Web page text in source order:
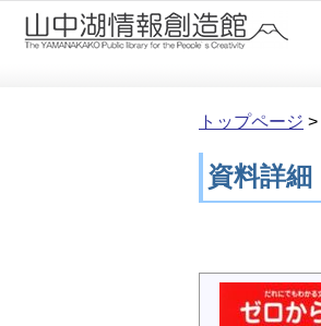
本文へ移動
トップページ >
資料詳細